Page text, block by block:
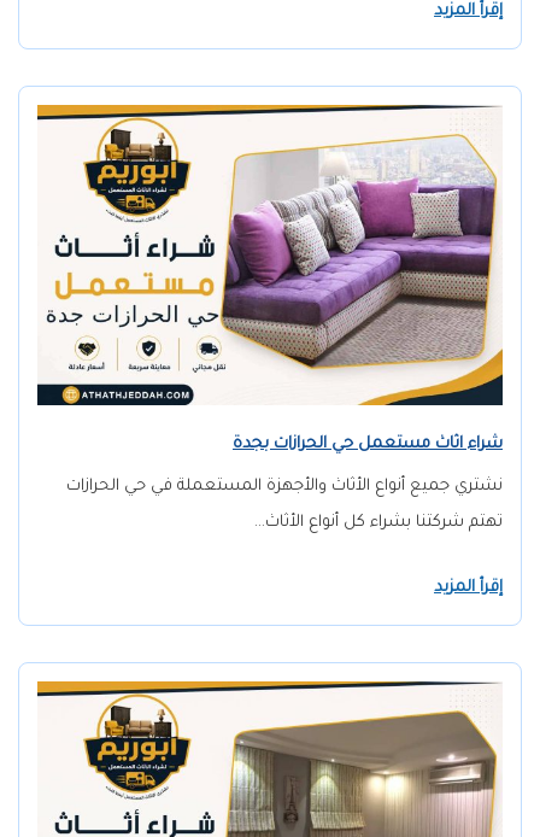
إقرأ المزيد
شراء اثاث مستعمل حي الحرازات بجدة
نشتري جميع أنواع الأثاث والأجهزة المستعملة في حي الحرازات
تهتم شركتنا بشراء كل أنواع الأثاث…
إقرأ المزيد